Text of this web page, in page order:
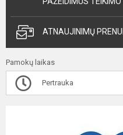
ATNAUJINIMŲ
Pamokų laikas
Pertrauka